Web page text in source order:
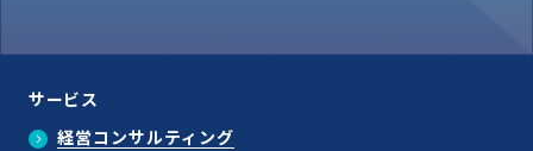
サービス
経営コンサルティング